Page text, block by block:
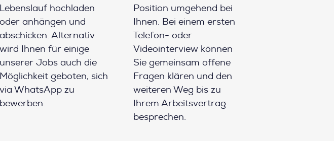
Lebenslauf hochladen
oder anhängen und
abschicken. Alternativ
wird Ihnen für einige
unserer Jobs auch die
Möglichkeit geboten, sich
via WhatsApp zu
bewerben.
Position umgehend bei
Ihnen. Bei einem ersten
Telefon- oder
Videointerview können
Sie gemeinsam offene
Fragen klären und den
weiteren Weg bis zu
Ihrem Arbeitsvertrag
besprechen.